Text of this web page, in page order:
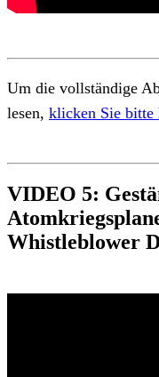
Um die vollständige
lesen, klicken Sie bitte
VIDEO 5:
Whistleblower